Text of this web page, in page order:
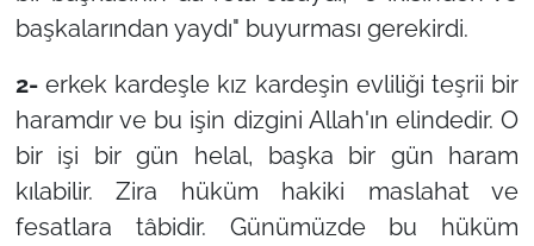
başkalarından yaydı" buyurması gerekirdi.
2- erkek kardeşle kız kardeşin evliliği teşrii bir
haramdır ve bu işin dizgini Allah'ın elindedir. O
bir işi bir gün helal, başka bir gün haram
kılabilir. Zira hüküm hakiki maslahat ve
fesatlara tâbidir. Günümüzde bu hüküm